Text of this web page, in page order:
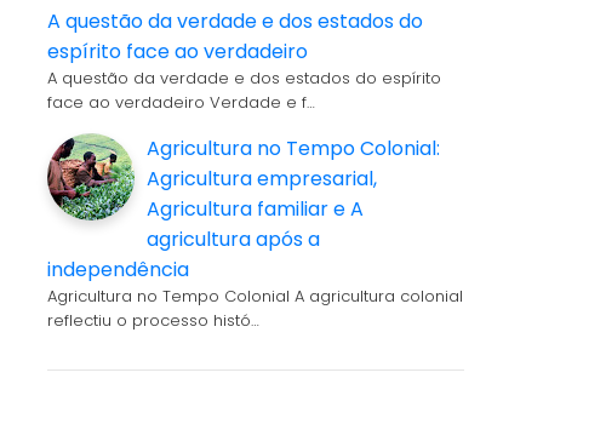
A questão da verdade e dos estados do
espírito face ao verdadeiro
A questão da verdade e dos estados do espírito
face ao verdadeiro Verdade e f…
Agricultura no Tempo Colonial:
Agricultura empresarial,
Agricultura familiar e A
agricultura após a
independência
Agricultura no Tempo Colonial A agricultura colonial
reflectiu o processo histó…